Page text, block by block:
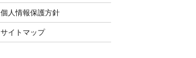
個人情報保護方針
サイトマップ